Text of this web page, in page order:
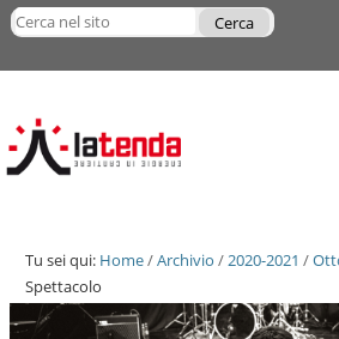
Salta
ai
|
navigazione
Cerca nel sito
avanzata…
Tu sei qui: Home/Archivio /2020-2021 /
Spettacolo